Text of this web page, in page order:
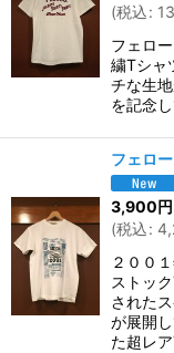
(税込:
フェロ
繍Tシャ
チな生
を記念
フェロ
3,900円
(税込:
２００
ストッ
された
が展開
た超レ